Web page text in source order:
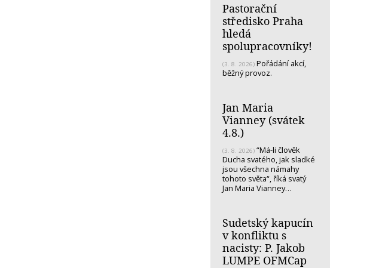
Pastorační
středisko Praha
hledá
spolupracovníky!
(3. 8. 2026) Pořádání akcí,
běžný provoz.
Jan Maria
Vianney (svátek
4.8.)
(3. 8. 2026) “Má-li člověk
Ducha svatého, jak sladké
jsou všechna námahy
tohoto světa“, říká svatý
Jan Maria Vianney…
Sudetský kapucín
v konfliktu s
nacisty: P. Jakob
LUMPE OFMCap